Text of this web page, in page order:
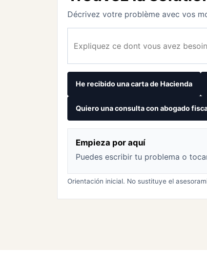
Décrivez votre problème avec vos
He recibido una carta de Hacienda
Quiero una consulta con abogado
Empieza por aquí
Puedes escribir tu problema o
Orientación inicial. No sustituye el